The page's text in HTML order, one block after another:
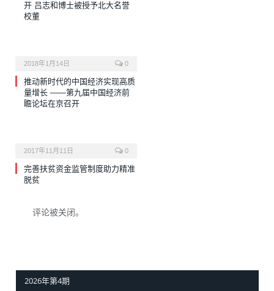
开 吕志和博士被授予北大名誉
校董
2018年1月14日 0
推动新时代的中国经济实现高质
量增长 ——第九届中国经济前
瞻论坛在京召开
2017年11月11日 0
完善扶贫资金监管制度助力精准
脱贫
评论被关闭。
2026年第4期